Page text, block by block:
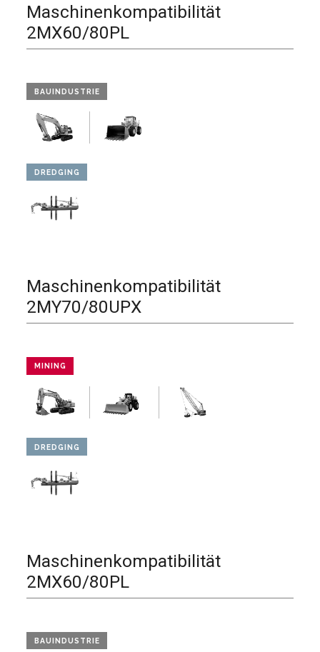
Maschinenkompatibilität
2MX60/80PL
BAUINDUSTRIE
DREDGING
Maschinenkompatibilität
2MY70/80UPX
MINING
DREDGING
Maschinenkompatibilität
2MX60/80PL
BAUINDUSTRIE